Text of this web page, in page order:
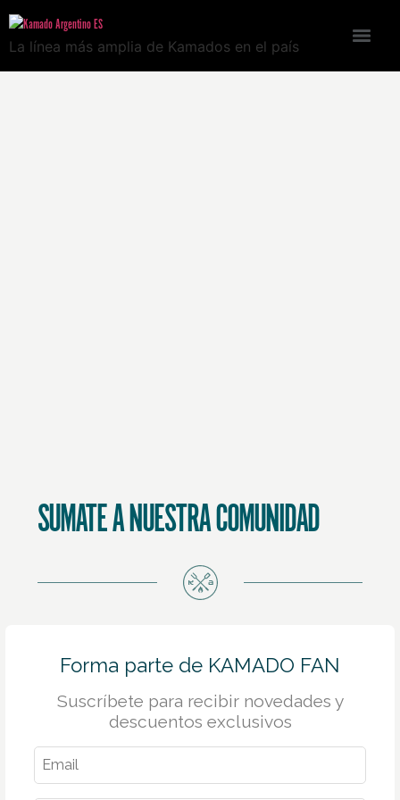
La línea más amplia de Kamados en el país
SUMATE A NUESTRA COMUNIDAD
Forma parte de KAMADO FAN
Suscríbete para recibir novedades y
descuentos exclusivos